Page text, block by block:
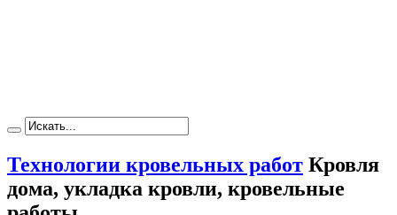
Технологии кровельных работ Кровля
дома, укладка кровли, кровельные